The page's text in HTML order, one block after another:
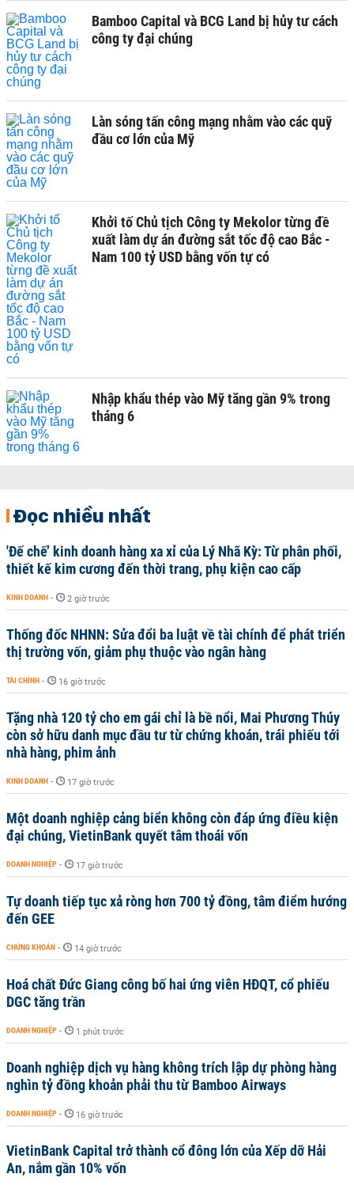
Bamboo Capital và BCG Land bị hủy tư cách
công ty đại chúng
Làn sóng tấn công mạng nhằm vào các quỹ
đầu cơ lớn của Mỹ
Khởi tố Chủ tịch Công ty Mekolor từng đề
xuất làm dự án đường sắt tốc độ cao Bắc -
Nam 100 tỷ USD bằng vốn tự có
Nhập khẩu thép vào Mỹ tăng gần 9% trong
tháng 6
Đọc nhiều nhất
'Đế chế’ kinh doanh hàng xa xỉ của Lý Nhã Kỳ: Từ phân phối,
thiết kế kim cương đến thời trang, phụ kiện cao cấp
KINH DOANH - 2 giờ trước
Thống đốc NHNN: Sửa đổi ba luật về tài chính để phát triển
thị trường vốn, giảm phụ thuộc vào ngân hàng
TÀI CHÍNH - 16 giờ trước
Tặng nhà 120 tỷ cho em gái chỉ là bề nổi, Mai Phương Thúy
còn sở hữu danh mục đầu tư từ chứng khoán, trái phiếu tới
nhà hàng, phim ảnh
KINH DOANH - 17 giờ trước
Một doanh nghiệp cảng biển không còn đáp ứng điều kiện
đại chúng, VietinBank quyết tâm thoái vốn
DOANH NGHIỆP - 17 giờ trước
Tự doanh tiếp tục xả ròng hơn 700 tỷ đồng, tâm điểm hướng
đến GEE
CHỨNG KHOÁN - 14 giờ trước
Hoá chất Đức Giang công bố hai ứng viên HĐQT, cổ phiếu
DGC tăng trần
DOANH NGHIỆP - 1 phút trước
Doanh nghiệp dịch vụ hàng không trích lập dự phòng hàng
nghìn tỷ đồng khoản phải thu từ Bamboo Airways
DOANH NGHIỆP - 16 giờ trước
VietinBank Capital trở thành cổ đông lớn của Xếp dỡ Hải
An, nắm gần 10% vốn